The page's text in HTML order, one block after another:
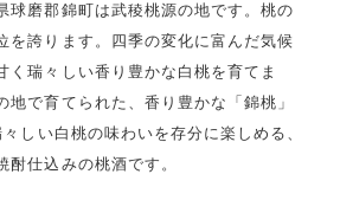
球磨郡錦町は武稜桃源の地です。桃の
を誇ります。四季の変化に富んだ気候
く瑞々しい香り豊かな白桃を育てま
地で育てられた、香り豊かな「錦桃」
しい白桃の味わいを存分に楽しめる、
酎仕込みの桃酒です。